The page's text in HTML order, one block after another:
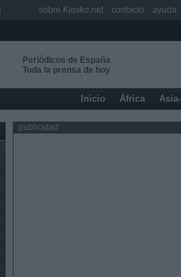
Periódicos de España
Toda la prensa de hoy
Inicio África
publicidad
sobre Kiosko.net contacto ayuda